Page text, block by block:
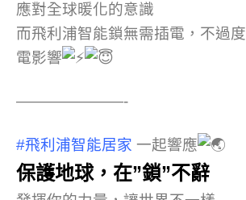
應對全球暖化的意識
而飛利浦智能鎖無需插電，不過
電影響
———————-
#飛利浦智能居家 一起響應
保護地球，在”鎖”不辭